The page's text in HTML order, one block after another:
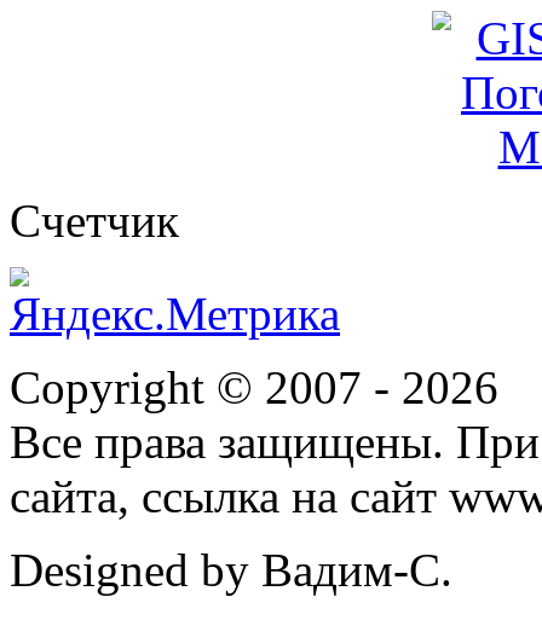
Cчетчик
Copyright © 2007 - 2026
Все права защищены. При
сайта, ссылка на сайт
Designed by Вадим-С.